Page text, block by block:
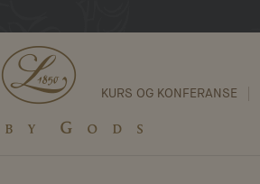
KURS OG KONFERANSE